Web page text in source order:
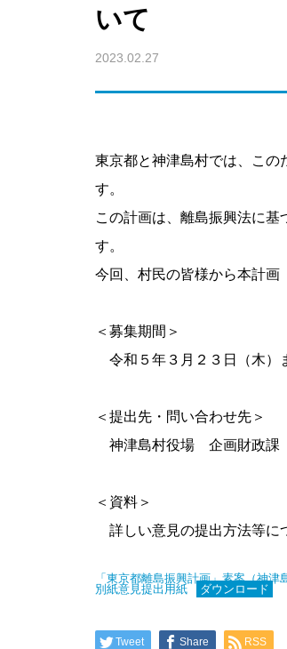
いて
2023.02.27
東京都と神津島村では、この
す。
この計画は、離島振興法に
す。
今回、村民の皆様から本計画
＜募集期間＞
令和５年３月２３日（木）
＜提出先・問い合わせ先＞
神津島村役場 企画財政課
＜資料＞
詳しい意見の提出方法等に
「東京都離島振興計画」素案（神津
別紙意見提出用紙
ダウンロード
Tweet Share RSS